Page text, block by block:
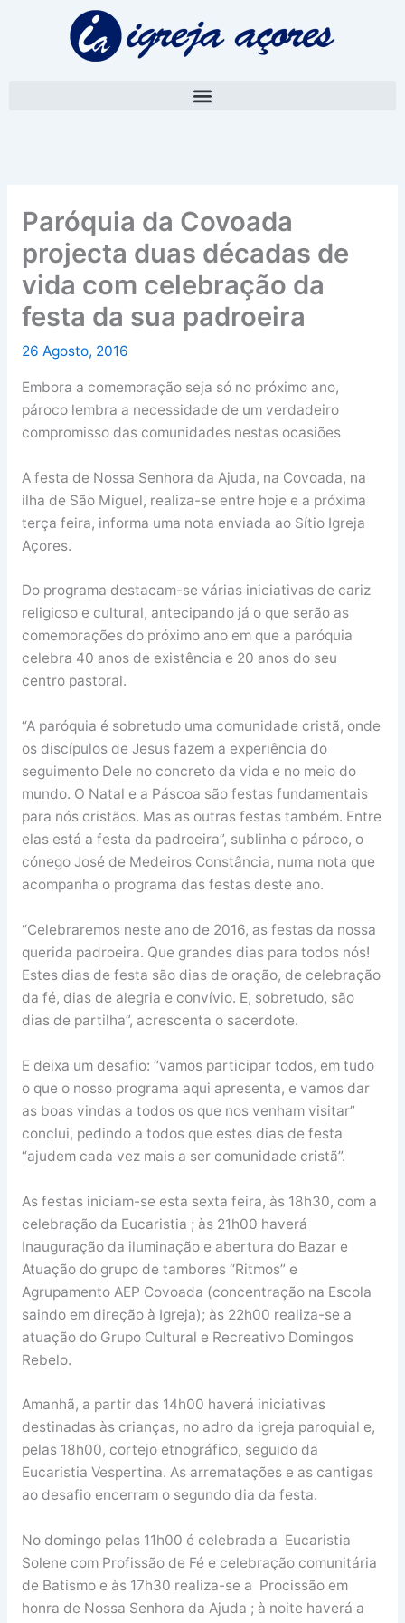
Paróquia da Covoada
projecta duas décadas de
vida com celebração da
festa da sua padroeira
26 Agosto, 2016
Embora a comemoração seja só no próximo ano,
pároco lembra a necessidade de um verdadeiro
compromisso das comunidades nestas ocasiões
A festa de Nossa Senhora da Ajuda, na Covoada, na
ilha de São Miguel, realiza-se entre hoje e a próxima
terça feira, informa uma nota enviada ao Sítio Igreja
Açores.
Do programa destacam-se várias iniciativas de cariz
religioso e cultural, antecipando já o que serão as
comemorações do próximo ano em que a paróquia
celebra 40 anos de existência e 20 anos do seu
centro pastoral.
“A paróquia é sobretudo uma comunidade cristã, onde
os discípulos de Jesus fazem a experiência do
seguimento Dele no concreto da vida e no meio do
mundo. O Natal e a Páscoa são festas fundamentais
para nós cristãos. Mas as outras festas também. Entre
elas está a festa da padroeira”, sublinha o pároco, o
cónego José de Medeiros Constância, numa nota que
acompanha o programa das festas deste ano.
“Celebraremos neste ano de 2016, as festas da nossa
querida padroeira. Que grandes dias para todos nós!
Estes dias de festa são dias de oração, de celebração
da fé, dias de alegria e convívio. E, sobretudo, são
dias de partilha”, acrescenta o sacerdote.
E deixa um desafio: “vamos participar todos, em tudo
o que o nosso programa aqui apresenta, e vamos dar
as boas vindas a todos os que nos venham visitar”
conclui, pedindo a todos que estes dias de festa
“ajudem cada vez mais a ser comunidade cristã”.
As festas iniciam-se esta sexta feira, às 18h30, com a
celebração da Eucaristia ; às 21h00 haverá
Inauguração da iluminação e abertura do Bazar e
Atuação do grupo de tambores “Ritmos” e
Agrupamento AEP Covoada (concentração na Escola
saindo em direção à Igreja); às 22h00 realiza-se a
atuação do Grupo Cultural e Recreativo Domingos
Rebelo.
Amanhã, a partir das 14h00 haverá iniciativas
destinadas às crianças, no adro da igreja paroquial e,
pelas 18h00, cortejo etnográfico, seguido da
Eucaristia Vespertina. As arrematações e as cantigas
ao desafio encerram o segundo dia da festa.
No domingo pelas 11h00 é celebrada a Eucaristia
Solene com Profissão de Fé e celebração comunitária
de Batismo e às 17h30 realiza-se a Procissão em
honra de Nossa Senhora da Ajuda ; à noite haverá a